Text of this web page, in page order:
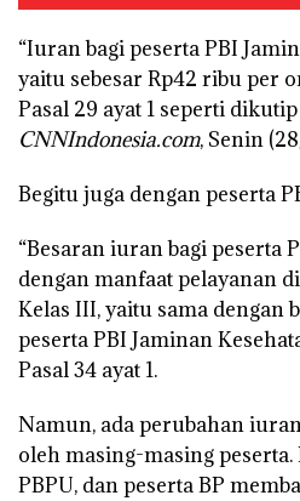
“Iuran bagi peserta PBI
yaitu sebesar Rp42 ribu per
Pasal 29 ayat 1 seperti
CNNIndonesia.com, Senin
Begitu juga dengan peserta
“Besaran iuran bagi peserta
dengan manfaat pelayanan
Kelas III, yaitu sama dengan
peserta PBI Jaminan
Pasal 34 ayat 1.
Namun, ada perubahan
oleh masing-masing peserta.
PBPU, dan peserta BP